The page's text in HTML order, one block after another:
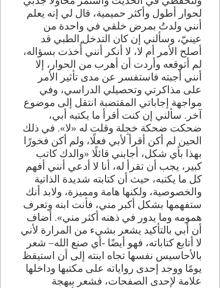
لحوار أطول وأكثر حميمية، قال لي إنه يعلم
أنني ولدتُ بمرض خلقي في واحدة من
عينيّ، وسألني إن كان التدخل الطبي قد
أصلح الأمر أم لا، لا أنكر أنني أُخذت بسؤاله،
لم أتوقعه وأردت أن أهرب من الحوار، إلا
أنني أجبته فاستفسر عن مدى تأثير الأمر
على مذاكرتي وتحصيلي الدراسي، وفي
مواجهة إجاباتي المقتضبة انتقل إلى موضوع
آخر. سألني إن كنت أقرأ ما يكتبه أبي،
ضحكت ضحكة خجِلة وقلت له «لا». في ذلك
الحين لم أكن أقرأ لأبي فعلًا، ولم أكن فخورًا
بهذا بأي شكل، أجابني قائلًا «والدك كاتب
كبير، يجب أن تقرأ له، أنا لا أدعي أنني أفهم
كل ما يكتبه، حيث أن كتابته شديدة الذاتية
والخصوصية، ولكنها هامة ومميزة، ولابد أنك
ستفهمها بشكل أكبر مني، فأنت ابنه وتعرف
همومه وما يدور في ذهنه أكثر مني». أضاف
أن أبي بالتأكيد يشعر بشيء من المرارة لأني
لا أتابع كتاباته، فهو أيضًا -أي صنع الله– شعر
بالأحاسيس نفسها تجاه ابنته إلى أن استيقظ
يومًا ووجد إحدى رواياته على مكتبها وداخلها
علامة لإحدى الصفحات، فشعر ببهجة